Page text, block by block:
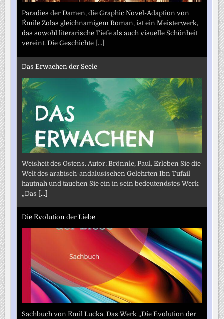
Paradies der Damen, die Graphic Novel-Adaption von
Émile Zolas gleichnamigem Roman, ist ein Meisterwerk,
das sowohl literarische Tiefe als auch visuelle Schönheit
vereint. Die Geschichte [...]
Das Erwachen der Seele
Weisheit des Ostens. Autor: Brönnle, Paul. Erleben Sie die
Welt des arabisch-andalusischen Gelehrten Ibn Tufail
hautnah und tauchen Sie ein in sein bedeutendstes Werk
„Das [...]
Die Evolution der Liebe
Sachbuch von Emil Lucka. Das Werk „Die Evolution der